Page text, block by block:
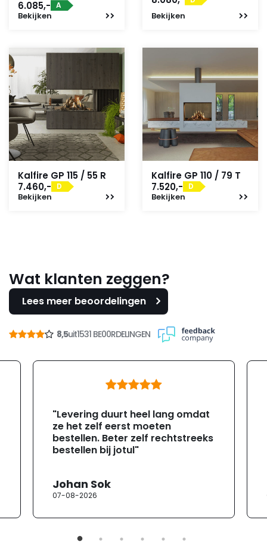
6.085,- A
Bekijken Bekijken
Kalfire GP 115 / 55 R
7.460,-
D
Bekijken
Kalfire GP 110 / 79 T
7.520,-
D
Bekijken
Wat klanten zeggen?
Lees meer beoordelingen
8,5uit1531 BE00RDELINGEN
"Levering duurt heel lang omdat
ze het zelf eerst moeten
bestellen. Beter zelf rechtstreeks
bestellen bij jotul"
Johan Sok
07-08-2026